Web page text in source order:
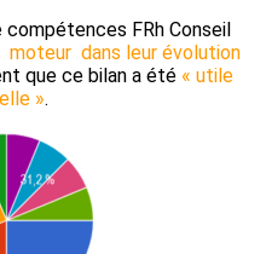
compétences FRh Conseil
moteur dans leur évolution
que ce bilan a été « utile
».